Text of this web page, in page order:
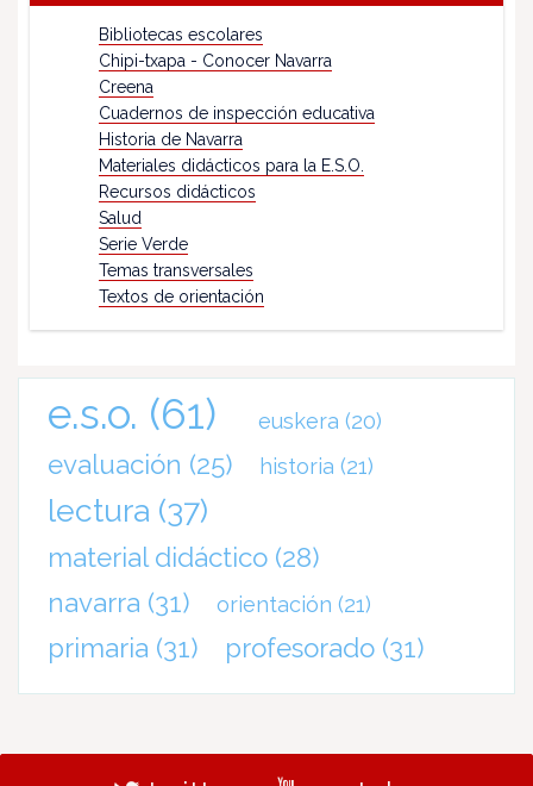
Bibliotecas escolares
Chipi-txapa - Conocer Navarra
Creena
Cuadernos de inspección educativa
Historia de Navarra
Materiales didácticos para la E.S.O.
Recursos didácticos
Salud
Serie Verde
Temas transversales
Textos de orientación
e.s.o. (61) euskera (20)
evaluación (25) historia (21)
lectura (37)
material didáctico (28)
navarra (31) orientación (21)
primaria (31) profesorado (31)